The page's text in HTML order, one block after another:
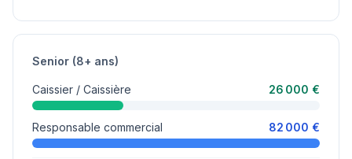
Senior (8+ ans)
Caissier / Caissière 26 000 €
Responsable commercial 82 000 €